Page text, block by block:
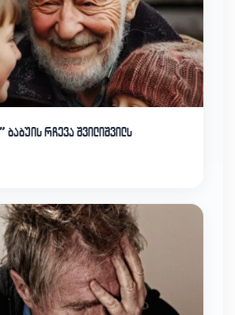
ბაბუის რჩევა შვილიშვილს